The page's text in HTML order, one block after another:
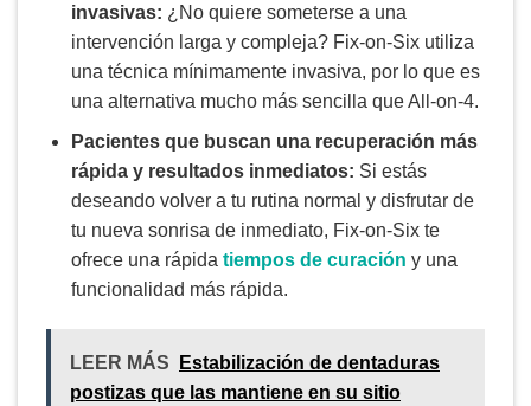
invasivas: ¿No quiere someterse a una
intervención larga y compleja? Fix-on-Six utiliza
una técnica mínimamente invasiva, por lo que es
una alternativa mucho más sencilla que All-on-4.
Pacientes que buscan una recuperación más
rápida y resultados inmediatos: Si estás
deseando volver a tu rutina normal y disfrutar de
tu nueva sonrisa de inmediato, Fix-on-Six te
ofrece una rápida tiempos de curación y una
funcionalidad más rápida.
LEER MÁS
Estabilización de dentaduras
postizas que las mantiene en su sitio